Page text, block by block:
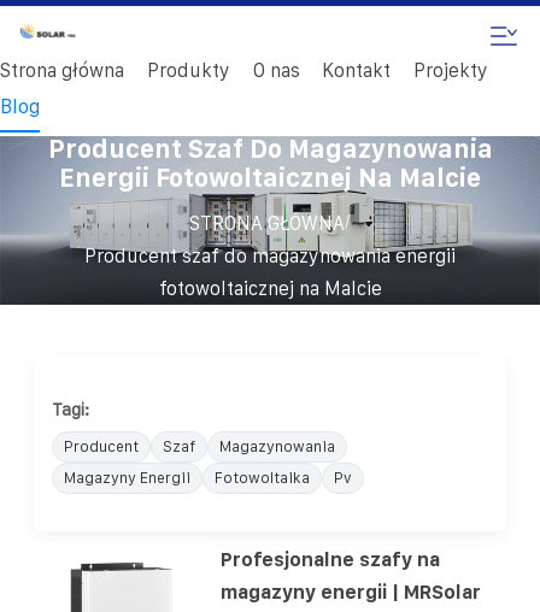
Strona główna Produkty O nas Kontakt
Projekty
Blog
Producent Szaf Do Magazynowania
Energii Fotowoltaicznej Na Malcie
STRONA GŁÓWNA/
Producent szaf do magazynowania energii
fotowoltaicznej na Malcie
Tagi:
Producent Szaf
Magazynowania
Magazyny Energii
Fotowoltaika Pv
Profesjonalne szafy na
magazyny energii | MRSolar